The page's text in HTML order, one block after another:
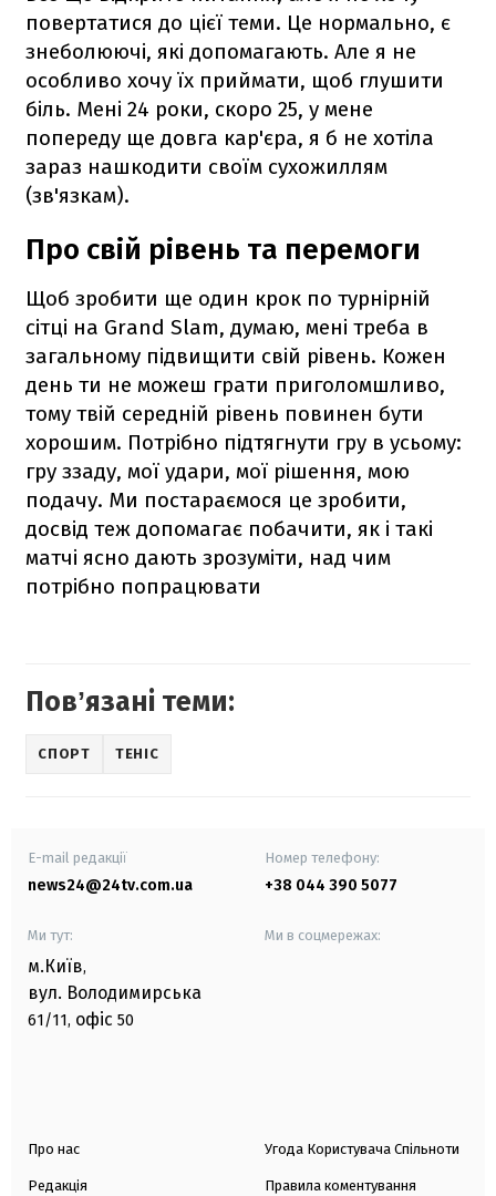
повертатися до цієї теми. Це нормально, є
знеболюючі, які допомагають. Але я не
особливо хочу їх приймати, щоб глушити
біль. Мені 24 роки, скоро 25, у мене
попереду ще довга кар'єра, я б не хотіла
зараз нашкодити своїм сухожиллям
(зв'язкам).
Про свій рівень та перемоги
Щоб зробити ще один крок по турнірній
сітці на Grand Slam, думаю, мені треба в
загальному підвищити свій рівень. Кожен
день ти не можеш грати приголомшливо,
тому твій середній рівень повинен бути
хорошим. Потрібно підтягнути гру в усьому:
гру ззаду, мої удари, мої рішення, мою
подачу. Ми постараємося це зробити,
досвід теж допомагає побачити, як і такі
матчі ясно дають зрозуміти, над чим
потрібно попрацювати
Повʼязані теми:
СПОРТ ТЕНІС
E-mail редакції
news24@24tv.com.ua
Номер телефону:
+38 044 390 5077
Ми тут:
м.Київ,
вул. Володимирська
61/11, офіс 50
Ми в соцмережах:
Про нас
Редакція
Угода Користувача Спільноти
Правила коментування